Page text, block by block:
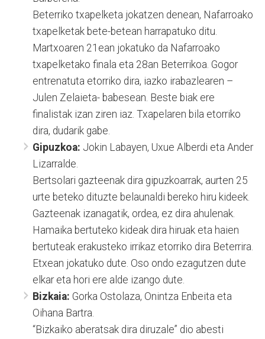
Beterriko txapelketa jokatzen denean, Nafarroako
txapelketak bete-betean harrapatuko ditu.
Martxoaren 21ean jokatuko da Nafarroako
txapelketako finala eta 28an Beterrikoa. Gogor
entrenatuta etorriko dira, iazko irabazlearen –
Julen Zelaieta- babesean. Beste biak ere
finalistak izan ziren iaz. Txapelaren bila etorriko
dira, dudarik gabe.
Gipuzkoa: Jokin Labayen, Uxue Alberdi eta Ander
Lizarralde.
Bertsolari gazteenak dira gipuzkoarrak, aurten 25
urte beteko dituzte belaunaldi bereko hiru kideek.
Gazteenak izanagatik, ordea, ez dira ahulenak.
Hamaika bertuteko kideak dira hiruak eta haien
bertuteak erakusteko irrikaz etorriko dira Beterrira.
Etxean jokatuko dute. Oso ondo ezagutzen dute
elkar eta hori ere alde izango dute.
Bizkaia: Gorka Ostolaza, Onintza Enbeita eta
Oihana Bartra.
“Bizkaiko aberatsak dira diruzale” dio abesti